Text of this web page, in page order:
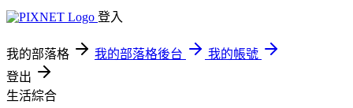
登入
我的部落格 我的部落格後台
我的帳號
登出
生活綜合